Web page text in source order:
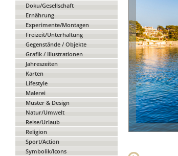
Doku/Gesellschaft
Ernährung
Experimente/Montagen
Freizeit/Unterhaltung
Gegenstände / Objekte
Grafik / Illustrationen
Jahreszeiten
Karten
Lifestyle
Malerei
Muster & Design
Natur/Umwelt
Reise/Urlaub
Religion
Sport/Action
Symbolik/Icons